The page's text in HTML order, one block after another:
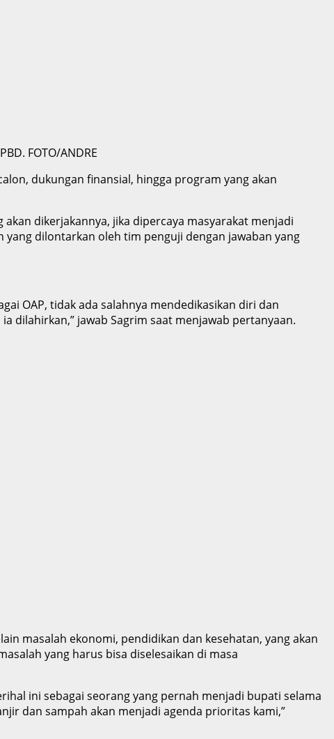
FOTO/ANDRE
dukungan finansial, hingga program yang akan
dikerjakannya, jika dipercaya masyarakat menjadi
dilontarkan oleh tim penguji dengan jawaban yang
OAP, tidak ada salahnya mendedikasikan diri dan
dilahirkan,” jawab Sagrim saat menjawab pertanyaan.
masalah ekonomi, pendidikan dan kesehatan, yang akan
yang harus bisa diselesaikan di masa
ini sebagai seorang yang pernah menjadi bupati selama
dan sampah akan menjadi agenda prioritas kami,”